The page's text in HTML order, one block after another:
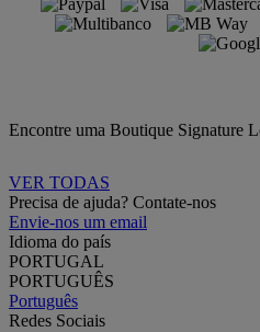
Encontre uma Boutique Signature
VER TODAS
Precisa de ajuda? Contate-nos
Envie-nos um email
Idioma do país
PORTUGAL
PORTUGUÊS
Português
Redes Sociais